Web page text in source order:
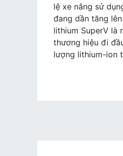
Năng
Lượng
Mới
Cho
Pin
lệ xe nâng sử
đang dần tăng
lithium SuperV là
thương hiệu đi
lượng lithium-ion